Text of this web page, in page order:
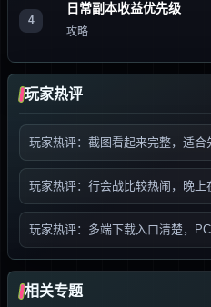
4
日常副本收益优先级
攻略
玩家热评
玩家热评：截图看起来完整，适合
玩家热评：行会战比较热闹，晚上
玩家热评：多端下载入口清楚，PC
相关专题